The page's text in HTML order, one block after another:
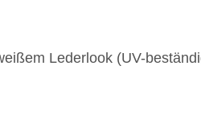
Lederlook (UV-